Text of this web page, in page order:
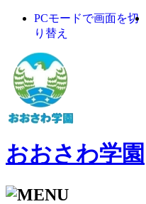
PCモードで画面を切
り替え
おおさわ学園